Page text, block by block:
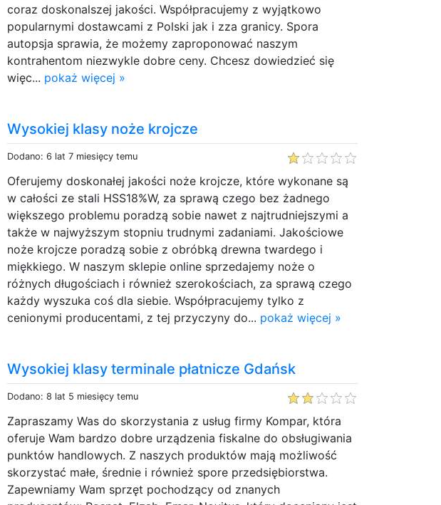
coraz doskonalszej jakości. Współpracujemy z wyjątkowo
popularnymi dostawcami z Polski jak i zza granicy. Spora
autopsja sprawia, że możemy zaproponować naszym
kontrahentom niezwykle dobre ceny. Chcesz dowiedzieć się
więc... pokaż więcej »
Wysokiej klasy noże krojcze
Dodano: 6 lat 7 miesięcy temu
Oferujemy doskonałej jakości noże krojcze, które wykonane są
w całości ze stali HSS18%W, za sprawą czego bez żadnego
większego problemu poradzą sobie nawet z najtrudniejszymi a
także w najwyższym stopniu trudnymi zadaniami. Jakościowe
noże krojcze poradzą sobie z obróbką drewna twardego i
miękkiego. W naszym sklepie online sprzedajemy noże o
różnych długościach i również szerokościach, za sprawą czego
każdy wyszuka coś dla siebie. Współpracujemy tylko z
cenionymi producentami, z tej przyczyny do... pokaż więcej »
Wysokiej klasy terminale płatnicze Gdańsk
Dodano: 8 lat 5 miesięcy temu
Zapraszamy Was do skorzystania z usług firmy Kompar, która
oferuje Wam bardzo dobre urządzenia fiskalne do obsługiwania
punktów handlowych. Z naszych produktów mają możliwość
skorzystać małe, średnie i również spore przedsiębiorstwa.
Zapewniamy Wam sprzęt pochodzący od znanych